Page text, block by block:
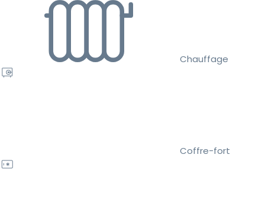
Chauffage
Coffre-fort